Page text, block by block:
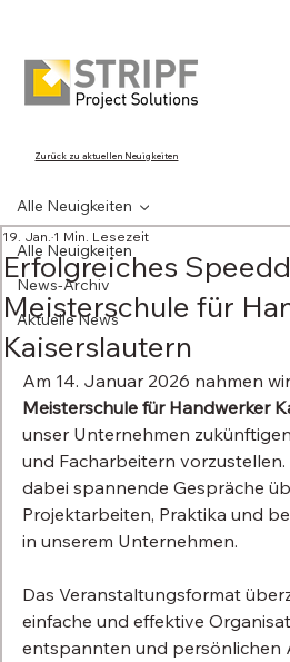
Zurück zu aktuellen Neuigkeiten
Alle Neuigkeiten
News-Archiv
Aktuelle News
Alle Neuigkeiten
Erfolgreiches
Meisterschule für
Kaiserslautern
19. Jan. 1 Min. Lesezeit
Am 14. Januar 2026 nahmen
Meisterschule für Handwerker
unser Unternehmen
und Facharbeitern
dabei spannende Gespräche
Projektarbeiten, Praktika und
in unserem Unternehmen.
Das Veranstaltungsformat
einfache und effektive
entspannten und persönlichen